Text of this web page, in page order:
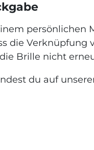
persönlichen
die
Brille nicht
du auf